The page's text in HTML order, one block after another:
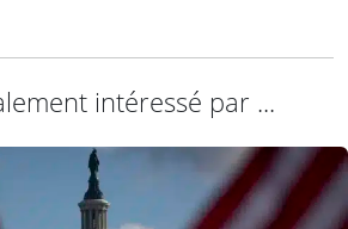
intéressé par ...